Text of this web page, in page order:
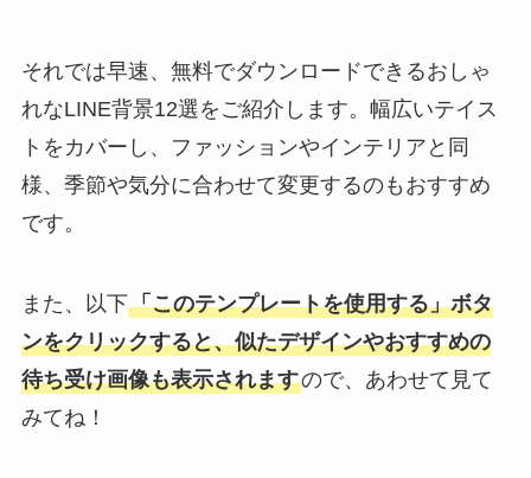
それでは早速、無料でダウンロードできるおしゃ
れなLINE背景12選をご紹介します。幅広いテイス
トをカバーし、ファッションやインテリアと同
様、季節や気分に合わせて変更するのもおすすめ
です。
また、以下「このテンプレートを使用する」ボタ
ンをクリックすると、似たデザインやおすすめの
待ち受け画像も表示されますので、あわせて見て
みてね！